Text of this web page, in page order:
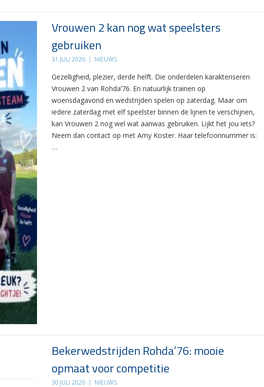
Vrouwen 2 kan nog wat speelsters
gebruiken
31 JULI 2026 | NIEUWS
Gezelligheid, plezier, derde helft. Die onderdelen karakteriseren
Vrouwen 2 van Rohda’76. En natuurlijk trainen op
woensdagavond en wedstrijden spelen op zaterdag. Maar om
iedere zaterdag met elf speelster binnen de lijnen te verschijnen,
kan Vrouwen 2 nog wel wat aanwas gebruiken. Lijkt het jou iets?
Neem dan contact op met Amy Koster. Haar telefoonnummer is:
…
Bekerwedstrijden Rohda’76: mooie
opmaat voor competitie
30 JULI 2026 | NIEUWS